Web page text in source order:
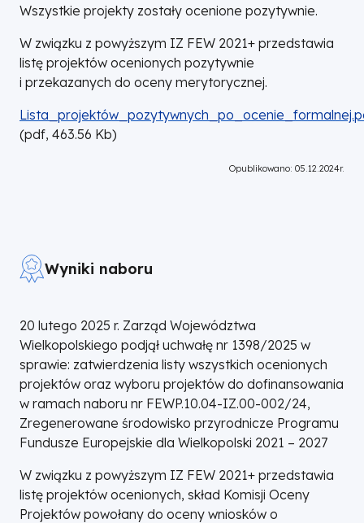
Wszystkie projekty zostały ocenione pozytywnie.
W związku z powyższym IZ FEW 2021+ przedstawia
listę projektów ocenionych pozytywnie
i przekazanych do oceny merytorycznej.
DOKUMENT
(pdf, 463.56 Kb)
Opublikowano: 05.12.2024r.
Wyniki naboru
20 lutego 2025 r. Zarząd Województwa
Wielkopolskiego podjął uchwałę nr 1398/2025 w
sprawie: zatwierdzenia listy wszystkich ocenionych
projektów oraz wyboru projektów do dofinansowania
w ramach naboru nr FEWP.10.04-IZ.00-002/24,
Zregenerowane środowisko przyrodnicze Programu
Fundusze Europejskie dla Wielkopolski 2021 – 2027
W związku z powyższym IZ FEW 2021+ przedstawia
listę projektów ocenionych, skład Komisji Oceny
Projektów powołany do oceny wniosków o